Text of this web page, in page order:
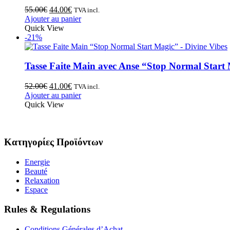
55.00€ 44.00€ TVA incl.
Ajouter au panier
Quick View
-21%
Tasse Faite Main avec Anse “Stop Normal Start
52.00€ 41.00€ TVA incl.
Ajouter au panier
Quick View
Κατηγορίες Προϊόντων
Energie
Beauté
Relaxation
Espace
Rules & Regulations